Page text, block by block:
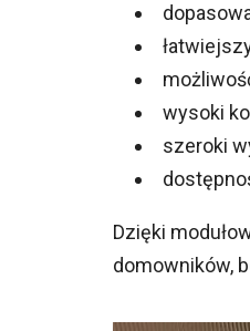
wysoki
szeroki
Dzięki
domowników,